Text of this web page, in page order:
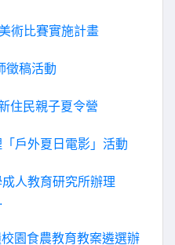
術比賽實施計畫
徵稿活動
住民親子夏令營
戶外夏日電影」活動
人教育研究所辦理
園食農教育教案遴選辦